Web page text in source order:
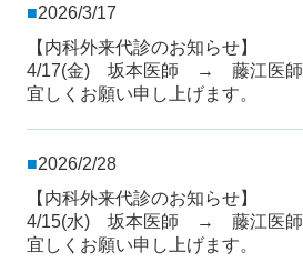
■2026/3/17
【内科外来代診のお知らせ】
4/17(金) 坂本医師 → 藤江医師
宜しくお願い申し上げます。
■2026/2/28
【内科外来代診のお知らせ】
4/15(水) 坂本医師 → 藤江医師
宜しくお願い申し上げます。